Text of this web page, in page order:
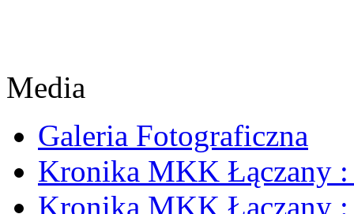
Media
Galeria Fotograficzna
Kronika MKK Łączany :
Kronika MKK Łączany :